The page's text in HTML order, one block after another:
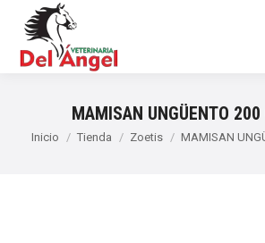
MAMISAN UNGÜENTO 200
Estás aquí:
Inicio Tienda Zoetis MAMISAN